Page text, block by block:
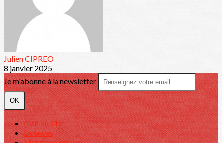
Julien CIPREO
8 janvier 2025
Je m'abonne à la newsletter
OK
Plan du site
Licences